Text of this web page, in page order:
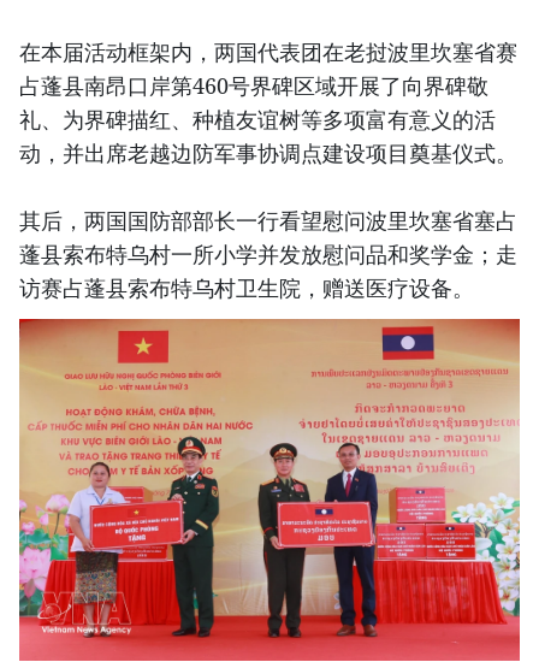
在本届活动框架内，两国代表团在老挝波里坎塞省赛
占蓬县南昂口岸第460号界碑区域开展了向界碑敬
礼、为界碑描红、种植友谊树等多项富有意义的活
动，并出席老越边防军事协调点建设项目奠基仪式。
其后，两国国防部部长一行看望慰问波里坎塞省塞占
蓬县索布特乌村一所小学并发放慰问品和奖学金；走
访赛占蓬县索布特乌村卫生院，赠送医疗设备。